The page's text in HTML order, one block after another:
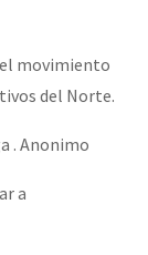
Espanhol
pela
movimiento
del Norte.
. Anonimo
a